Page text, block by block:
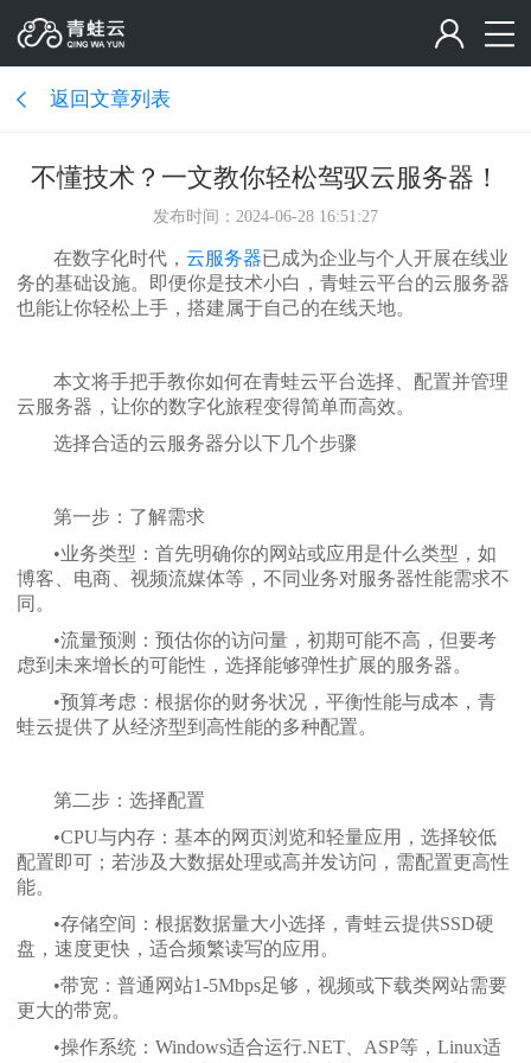
返回文章列表
不懂技术？一文教你轻松驾驭云服务器！
发布时间：2024-06-28 16:51:27
在数字化时代， 云服务器已成为企业与个人开展在线业
务的基础设施。即便你是技术小白，青蛙云平台的云服务器
也能让你轻松上手，搭建属于自己的在线天地。
本文将手把手教你如何在青蛙云平台选择、配置并管理
云服务器，让你的数字化旅程变得简单而高效。
选择合适的云服务器分以下几个步骤
第一步：了解需求
•业务类型：首先明确你的网站或应用是什么类型，如
博客、电商、视频流媒体等，不同业务对服务器性能需求不
同。
•流量预测：预估你的访问量，初期可能不高，但要考
虑到未来增长的可能性，选择能够弹性扩展的服务器。
•预算考虑：根据你的财务状况，平衡性能与成本，青
蛙云提供了从经济型到高性能的多种配置。
第二步：选择配置
•CPU与内存：基本的网页浏览和轻量应用，选择较低
配置即可；若涉及大数据处理或高并发访问，需配置更高性
能。
•存储空间：根据数据量大小选择，青蛙云提供SSD硬
盘，速度更快，适合频繁读写的应用。
•带宽：普通网站1-5Mbps足够，视频或下载类网站需要
更大的带宽。
•操作系统：Windows适合运行.NET、ASP等，Linux适